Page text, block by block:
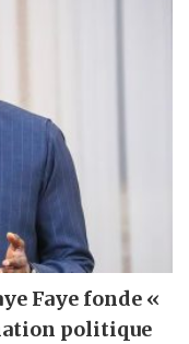
Faye fonde «
politique